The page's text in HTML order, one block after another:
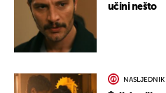
učini nešto
NASLJEDNIK